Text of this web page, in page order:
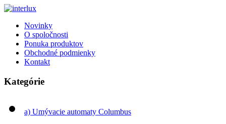
Novinky
O spoločnosti
Ponuka produktov
Obchodné podmienky
Kontakt
Kategórie
a) Umývacie automaty Columbus